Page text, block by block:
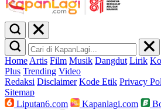
Home Artis Film Musik Dangdut Lirik
Plus Trending Video
Redaksi Disclaimer Kode Etik Privacy
Sitemap
Liputan6.com
Kapanlagi.com